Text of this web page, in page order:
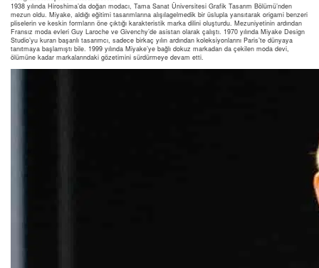
1938 yılında Hiroshima’da doğan modacı, Tama Sanat Üniversitesi Grafik Tasarım Bölümü’nden
mezun oldu. Miyake, aldığı eğitimi tasarımlarına alışılagelmedik bir üslupla yansıtarak origami benzeri
pliselerin ve keskin formların öne çıktığı karakteristik marka dilini oluşturdu. Mezuniyetinin ardından
Fransız moda evleri Guy Laroche ve Givenchy’de asistan olarak çalıştı. 1970 yılında Miyake Design
Studio’yu kuran başarılı tasarımcı, sadece birkaç yılın ardından koleksiyonlarını Paris’te dünyaya
tanıtmaya başlamıştı bile. 1999 yılında Miyake’ye bağlı dokuz markadan da çekilen moda devi,
ölümüne kadar markalarındaki gözetimini sürdürmeye devam etti.